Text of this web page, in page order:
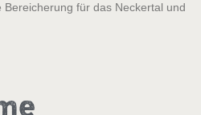
für das Neckertal und